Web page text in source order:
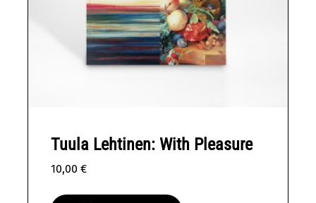
Tuula Lehtinen: With Pleasure
10,00 €